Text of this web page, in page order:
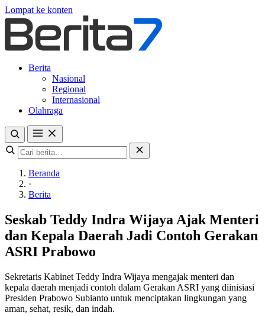
Lompat ke konten
Berita
Nasional
Regional
Internasional
Olahraga
Beranda
·
Berita
Seskab Teddy Indra Wijaya Ajak Menteri
dan Kepala Daerah Jadi Contoh Gerakan
ASRI Prabowo
Sekretaris Kabinet Teddy Indra Wijaya mengajak menteri dan
kepala daerah menjadi contoh dalam Gerakan ASRI yang diinisiasi
Presiden Prabowo Subianto untuk menciptakan lingkungan yang
aman, sehat, resik, dan indah.